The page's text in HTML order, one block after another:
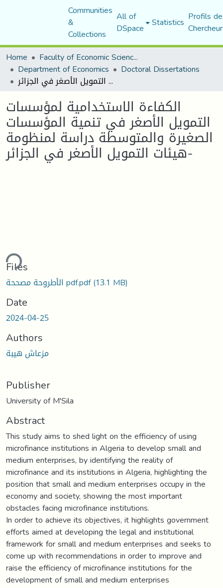
Communities
&
Collections
All of
DSpace Statistics Profils
Home
Faculty of Economic Sciences, Commerce and Management Sciences
Department of Economics Doctoral Dissertations
الكفاءة الاستخدامية لمؤسسات التمويل الأصغر في تنمية المؤسسات الصغيرة والمتوسطة دراسة لمنظومة هيئات التمويل الأصغر في الجزائر-
الكفاءة الاستخدامية لمؤسسات
التمويل الأصغر في تنمية المؤسسات
الصغيرة والمتوسطة دراسة لمنظومة
هيئات التمويل الأصغر في الجزائر-
Files
الأطروحة مصححة pdf.pdf(13.1 MB)
Date
2024-04-25
Authors
مزعاش هيبة
Publisher
University of M'Sila
Abstract
This study aims to shed light on the efficiency of using
microfinance institutions in Algeria to develop small and
medium enterprises, by identifying the reality of
microfinance and its institutions in Algeria, highlighting the
position that small and medium enterprises occupy in the
economy and society, showing the most important
obstacles facing microfinance institutions.
In order to achieve its objectives, it highlights government
efforts aimed at developing the legal and institutional
framework for small and medium enterprises and seeks to
come up with recommendations in order to improve and
raise the efficiency of microfinance institutions for the
development of small and medium enterprises